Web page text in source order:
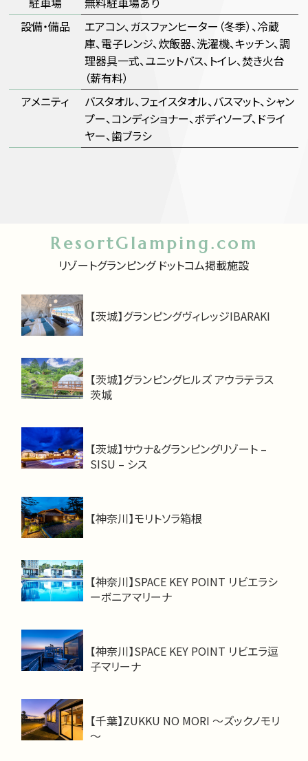
設備・備品
エアコン、ガスファンヒーター（冬季）、冷蔵
庫、電子レンジ、炊飯器、洗濯機、キッチン、調
理器具一式、ユニットバス、トイレ、焚き火台
（薪有料）
アメニティ
バスタオル、フェイスタオル、バスマット、シャン
プー、コンディショナー、ボディソープ、ドライ
ヤー、歯ブラシ
ResortGlamping.com
リゾートグランピング ドットコム掲載施設
【茨城】グランピングヴィレッジIBARAKI
【茨城】グランピングヒルズ アウラテラス
茨城
【茨城】サウナ&グランピングリゾート –
SISU – シス
【神奈川】モリトソラ箱根
【神奈川】SPACE KEY POINT リビエラシ
ーボニアマリーナ
【神奈川】SPACE KEY POINT リビエラ逗
子マリーナ
【千葉】ZUKKU NO MORI ～ズックノモリ
～